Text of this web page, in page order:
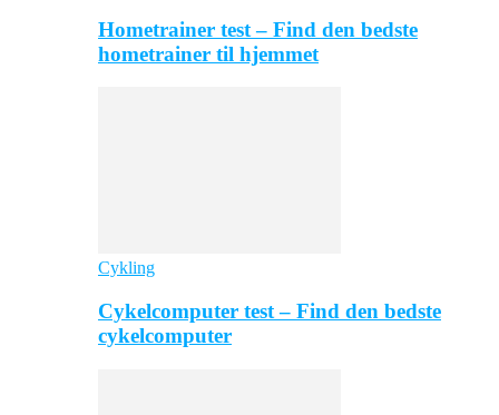
Hometrainer test – Find den bedste
hometrainer til hjemmet
Cykling
Cykelcomputer test – Find den bedste
cykelcomputer